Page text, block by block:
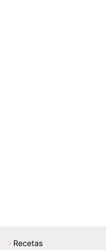
Recetas